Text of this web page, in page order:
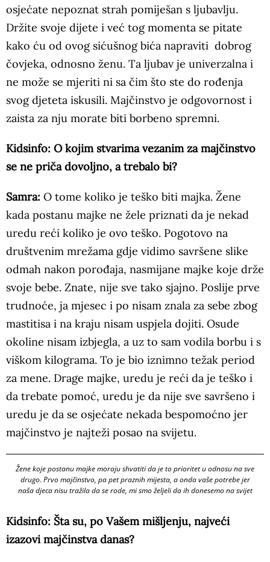
osjećate nepoznat strah pomiješan s ljubavlju.
Držite svoje dijete i već tog momenta se pitate
kako ću od ovog sićušnog bića napraviti dobrog
čovjeka, odnosno ženu. Ta ljubav je univerzalna i
ne može se mjeriti ni sa čim što ste do rođenja
svog djeteta iskusili. Majčinstvo je odgovornost i
zaista za nju morate biti borbeno spremni.
Kidsinfo: O kojim stvarima vezanim za majčinstvo
se ne priča dovoljno, a trebalo bi?
Samra: O tome koliko je teško biti majka. Žene
kada postanu majke ne žele priznati da je nekad
uredu reći koliko je ovo teško. Pogotovo na
društvenim mrežama gdje vidimo savršene slike
odmah nakon porođaja, nasmijane majke koje drže
svoje bebe. Znate, nije sve tako sjajno. Poslije prve
trudnoće, ja mjesec i po nisam znala za sebe zbog
mastitisa i na kraju nisam uspjela dojiti. Osude
okoline nisam izbjegla, a uz to sam vodila borbu i s
viškom kilograma. To je bio iznimno težak period
za mene. Drage majke, uredu je reći da je teško i
da trebate pomoć, uredu je da nije sve savršeno i
uredu je da se osjećate nekada bespomoćno jer
majčinstvo je najteži posao na svijetu.
Žene koje postanu majke moraju shvatiti da je to prioritet u odnosu na sve
drugo. Prvo majčinstvo, pa pet praznih mijesta, a onda vaše potrebe jer
naša djeca nisu tražila da se rode, mi smo željeli da ih donesemo na svijet
Kidsinfo: Šta su, po Vašem mišljenju, najveći
izazovi majčinstva danas?